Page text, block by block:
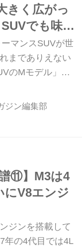
きく広がっ
でも味
が嬉しい
マンスSUVが世
までありえない
のMモデル」が
え、当然その誕
られたが、すぐ
ジン編集部
⑪】M3は4
にV8エンジ
ジンを搭載して
年の4代目では4L